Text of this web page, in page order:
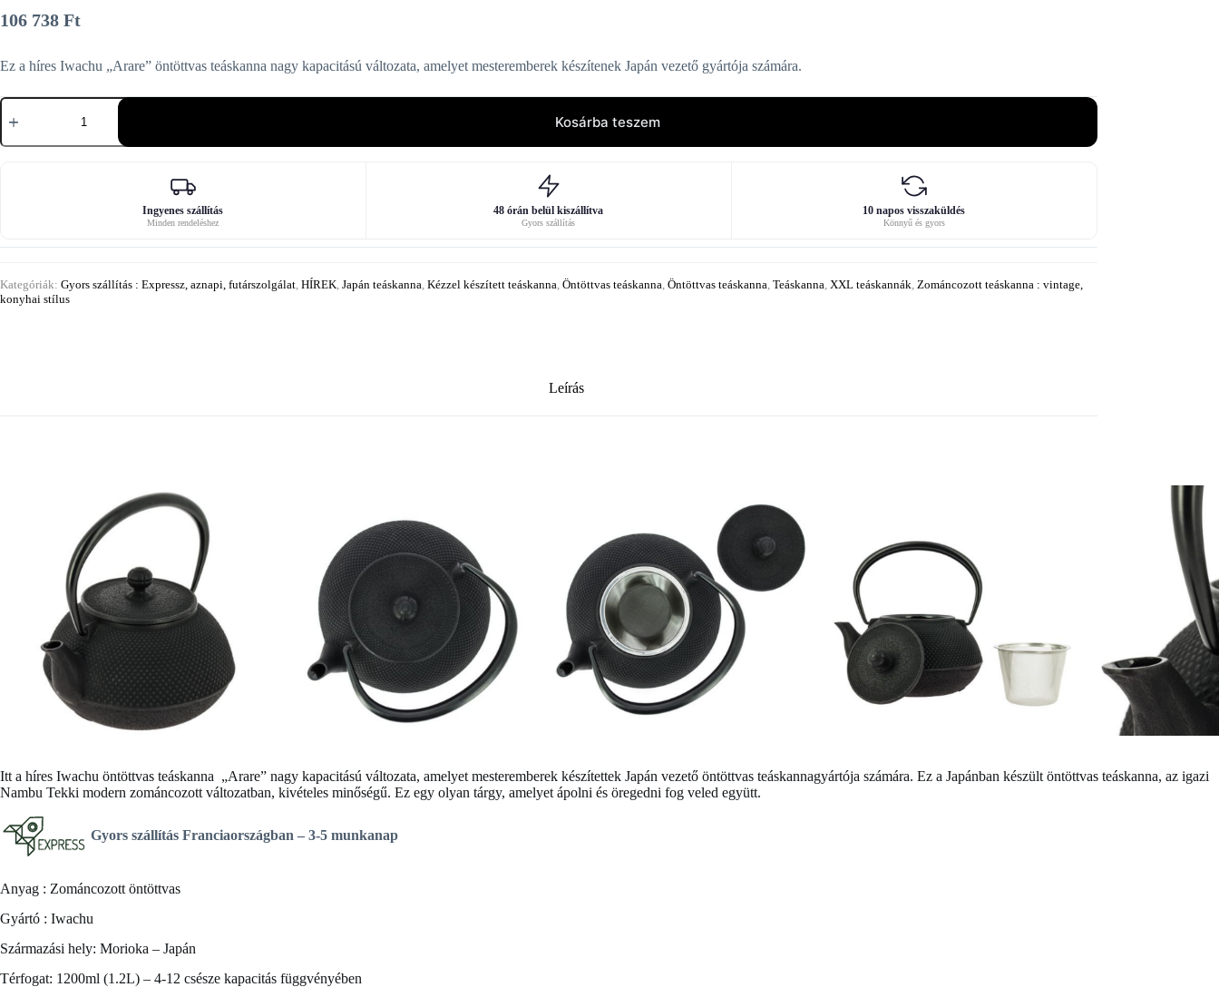
106 738 Ft
Ez a híres Iwachu „Arare” öntöttvas teáskanna nagy kapacitású változata, amelyet mesteremberek készítenek Japán vezető gyártója számára.
Iwachu
Arare
öntöttvas
Kosárba teszem
Ingyenes szállítás
Minden rendeléshez
48 órán belül kiszállítva
Gyors szállítás
10 napos visszaküldés
Könnyű és gyors
Kategóriák: Gyors szállítás : Expressz, aznapi, futárszolgálat HÍREK Japán teáskanna Kézzel készített teáskanna Öntöttvas teáskanna Öntöttvas teáskanna Teáskanna XXL teáskannák Zománcozott teáskanna : vintage,
konyhai stílus
Leírás
Itt a híres Iwachu öntöttvas teáskanna „Arare” nagy kapacitású változata, amelyet mesteremberek készítettek Japán vezető öntöttvas teáskannagyártója számára. Ez a Japánban készült öntöttvas teáskanna, az igazi
Nambu Tekki modern zománcozott változatban, kivételes minőségű. Ez egy olyan tárgy, amelyet ápolni és öregedni fog veled együtt.
Gyors szállítás Franciaországban – 3-5 munkanap
Anyag : Zománcozott öntöttvas
Gyártó : Iwachu
Származási hely: Morioka – Japán
Térfogat: 1200ml (1.2L) – 4-12 csésze kapacitás függvényében